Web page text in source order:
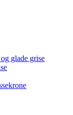
glade grise